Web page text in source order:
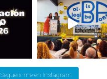
Segueix-me en Instagram